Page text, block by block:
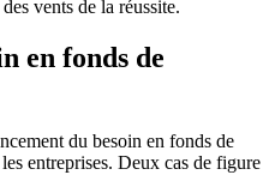
vents de la réussite.
en fonds de
du besoin en fonds de
entreprises. Deux cas de figure